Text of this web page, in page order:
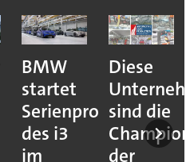
BMW
startet
Serienproduktion
des i3
im
Diese
sind die
der